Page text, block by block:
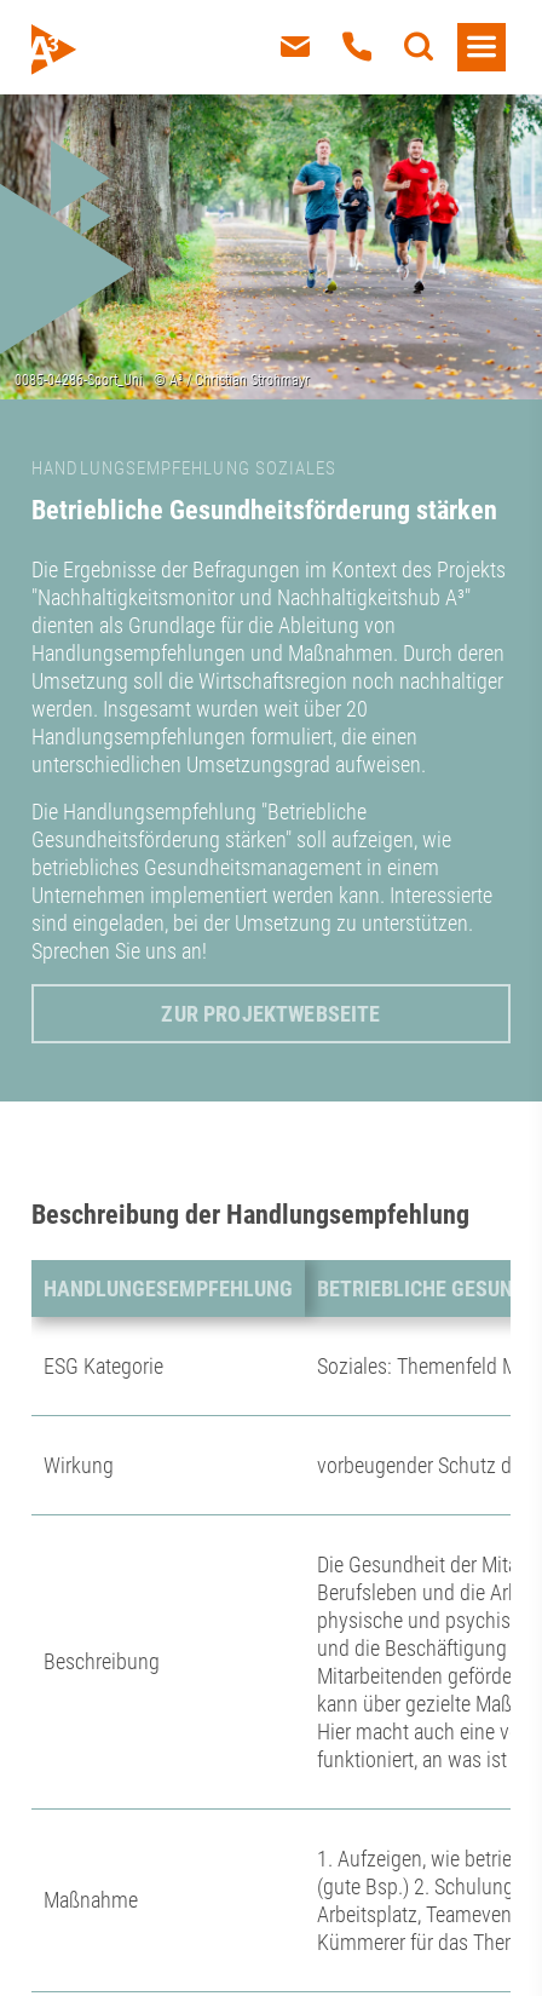
HANDLUNGSEMPFEHLUNG SOZIALES
Betriebliche Gesundheitsförderung stärken
Die Ergebnisse der Befragungen im Kontext des Projekts
"Nachhaltigkeitsmonitor und Nachhaltigkeitshub A³"
dienten als Grundlage für die Ableitung von
Handlungsempfehlungen und Maßnahmen. Durch deren
Umsetzung soll die Wirtschaftsregion noch nachhaltiger
werden. Insgesamt wurden weit über 20
Handlungsempfehlungen formuliert, die einen
unterschiedlichen Umsetzungsgrad aufweisen.
Die Handlungsempfehlung "Betriebliche
Gesundheitsförderung stärken" soll aufzeigen, wie
betriebliches Gesundheitsmanagement in einem
Unternehmen implementiert werden kann. Interessierte
sind eingeladen, bei der Umsetzung zu unterstützen.
Sprechen Sie uns an!
ZUR PROJEKTWEBSEITE
Beschreibung der Handlungsempfehlung
HANDLUNGESEMPFEHLUNG BETRIEBLICHE
ESG Kategorie Soziales: Themenfeld
Wirkung vorbeugender Schutz der
Beschreibung
Die Gesundheit der
Berufsleben und die
physische und
und die Beschäftigung
Mitarbeitenden gefördert
kann über gezielte
Hier macht auch eine
funktioniert, an was ist
Maßnahme
1. Aufzeigen, wie
(gute Bsp.) 2. Schulungs-
Arbeitsplatz, Teamevents
Kümmerer für das Thema